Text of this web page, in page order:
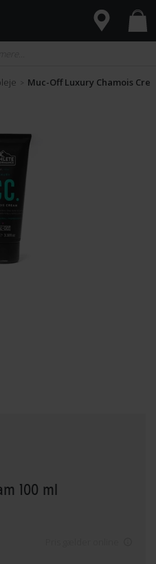
> Muc-Off Luxury Chamois
100 ml